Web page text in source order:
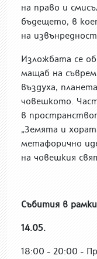
на право и
бъдещето, в
на
Изложбата се
мащаб на
въздуха,
човешкото.
в
„Земята и
метафорично
на човешкия
Събития в
14.05.
18:00 - 20:00 -